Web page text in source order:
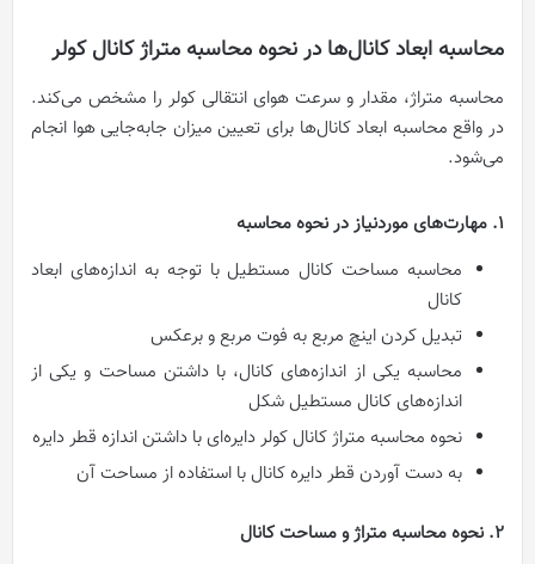
محاسبه ابعاد کانال‌ها درنحوه محاسبه متراژ کانال کولر
محاسبه متراژ، مقدار و سرعت هوای انتقالی کولر را مشخص می‌کند.
در واقع محاسبه ابعاد کانال‌ها برای تعیین میزان جابه‌جایی هوا انجام
می‌شود.
1. مهارت‌های موردنیاز در نحوه محاسبه
محاسبه مساحت کانال مستطیل با توجه به اندازه‌های ابعاد
کانال
تبدیل کردن اینچ مربع به فوت مربع و برعکس
محاسبه یکی از اندازه‌های کانال، با داشتن مساحت و یکی از
اندازه‌های کانال مستطیل شکل
نحوه محاسبه متراژ کانال کولر دایره‌ای با داشتن اندازه قطر دایره
به دست آوردن قطر دایره کانال با استفاده از مساحت آن
2. نحوه محاسبه متراژ و مساحت
کانال